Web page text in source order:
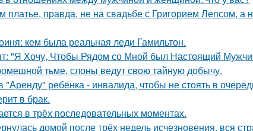
платье, правда, не на свадьбе с Григорием Лепсом, а
кем была реальная леди Гамильтон.
"Я Хочу, Чтобы Рядом со Мной был Настоящий
тьме, слоны ведут свою тайную добычу.
"Аренду" ребёнка - инвалида, чтобы не стоять в
в брак.
в трёх последовательных моментах.
домой после трёх недель исчезновения, вся